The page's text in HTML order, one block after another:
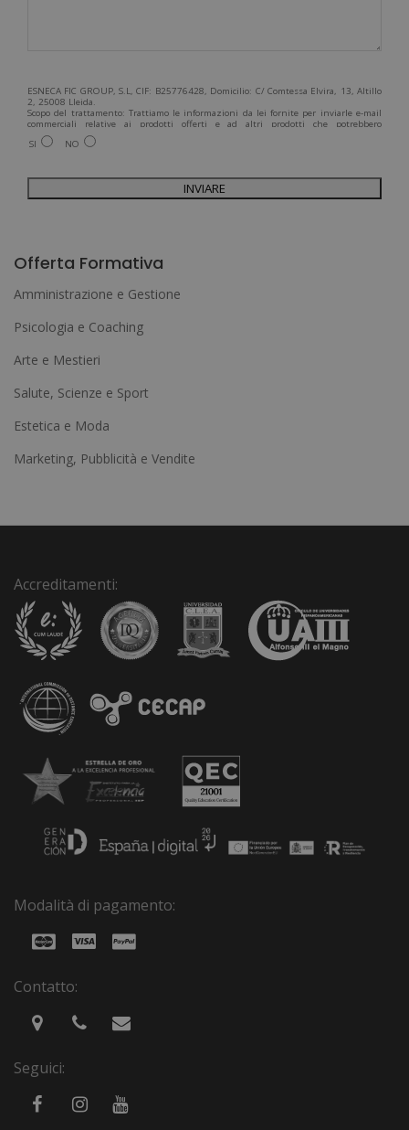
ESNECA FIC GROUP, S.L, CIF: B25776428, Domicilio: C/ Comtessa Elvira, 13, Altillo
2, 25008 Lleida.
Scopo del trattamento: Trattiamo le informazioni da lei fornite per inviarle e-mail
commerciali relative ai prodotti offerti e ad altri prodotti che potrebbero
interessarla. Legittimazione del trattamento: Consenso dell'interessato. Diritti:
Può esercitare i suoi diritti identificandosi sufficientemente e contattandoci
ricevere informazioni commerciali (per telefono e/o via e-mail):
SI NO
l
r
n
a
v
Offerta Formativa
Amministrazione e Gestione
Psicologia e Coaching
Arte e Mestieri
Salute, Scienze e Sport
Estetica e Moda
Marketing, Pubblicità e Vendite
Accreditamenti:
Modalità di pagamento:
Contatto:
Seguici: